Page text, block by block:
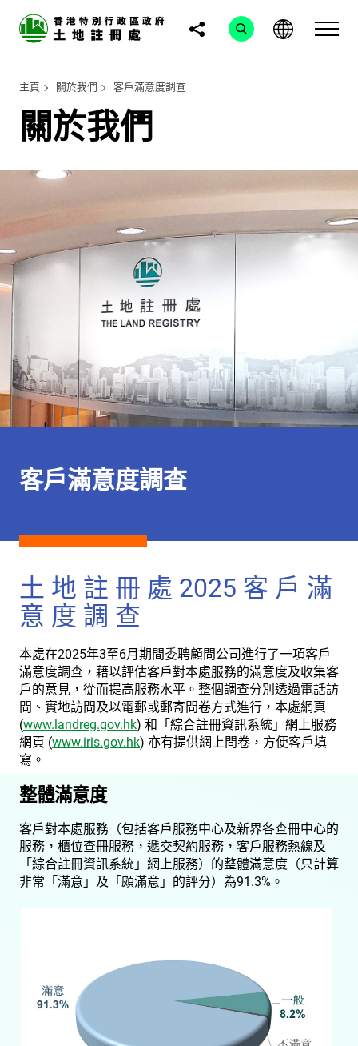
主頁 關於我們 客戶滿意度調查
關於我們
客戶滿意度調查
土 地 註 冊 處 2025 客 戶 滿
意 度 調 查
本處在2025年3至6月期間委聘顧問公司進行了一項客戶
滿意度調查，藉以評估客戶對本處服務的滿意度及收集客
戶的意見，從而提高服務水平。整個調查分別透過電話訪
問、實地訪問及以電郵或郵寄問卷方式進行，本處網頁
(www.landreg.gov.hk) 和「綜合註冊資訊系統」網上服務
網頁 (www.iris.gov.hk) 亦有提供網上問卷，方便客戶填
寫。
整體滿意度
客戶對本處服務（包括客戶服務中心及新界各查冊中心的
服務，櫃位查冊服務，遞交契約服務，客戶服務熱線及
「綜合註冊資訊系統」網上服務）的整體滿意度（只計算
非常「滿意」及「頗滿意」的評分）為91.3%。